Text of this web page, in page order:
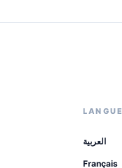
العربية
Français